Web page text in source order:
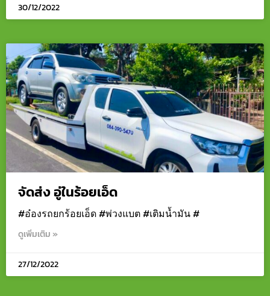
30/12/2022
จัดส่ง อู่ในร้อยเอ็ด
#อ๋องรถยกร้อยเอ็ด #พ่วงแบต #เติมน้ำมัน #
ดูเพิ่มเติม »
27/12/2022